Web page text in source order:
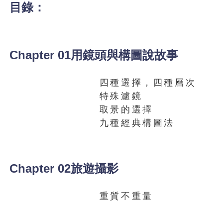
目錄：
Chapter 01用鏡頭與構圖說故事
四種選擇，四種層次
特殊濾鏡
取景的選擇
九種經典構圖法
Chapter 02旅遊攝影
重質不重量